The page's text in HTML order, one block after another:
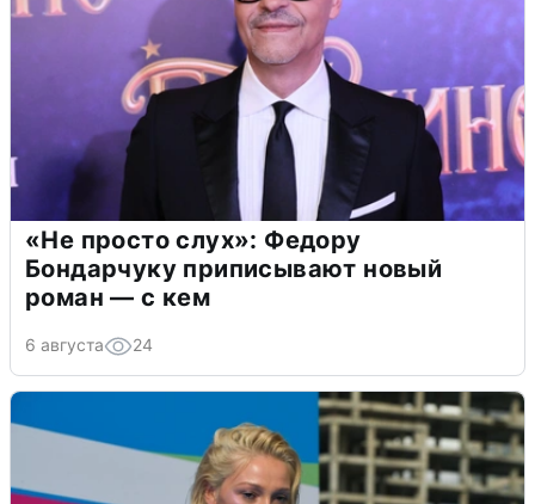
«Не просто слух»: Федору
Бондарчуку приписывают новый
роман — с кем
6 августа 24